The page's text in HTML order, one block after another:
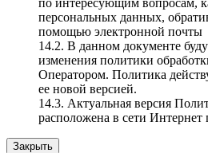
персональных данных,
помощью электронной почты
14.2. В данном документе
изменения политики
Оператором. Политика
ее новой версией.
14.3. Актуальная версия
расположена в сети Интернет
Закрыть